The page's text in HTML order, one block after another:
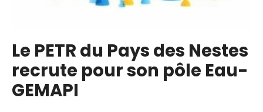
Le PETR du Pays des Nestes
recrute pour son pôle Eau-
GEMAPI